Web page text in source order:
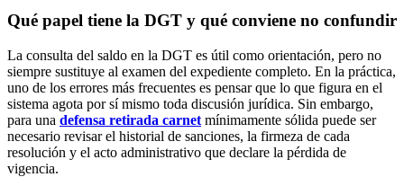
Qué papel tiene la DGT y qué conviene no confundir
La consulta del saldo en la DGT es útil como orientación, pero no
siempre sustituye al examen del expediente completo. En la práctica,
uno de los errores más frecuentes es pensar que lo que figura en el
sistema agota por sí mismo toda discusión jurídica. Sin embargo,
para una defensa retirada carnet mínimamente sólida puede ser
necesario revisar el historial de sanciones, la firmeza de cada
resolución y el acto administrativo que declare la pérdida de
vigencia.